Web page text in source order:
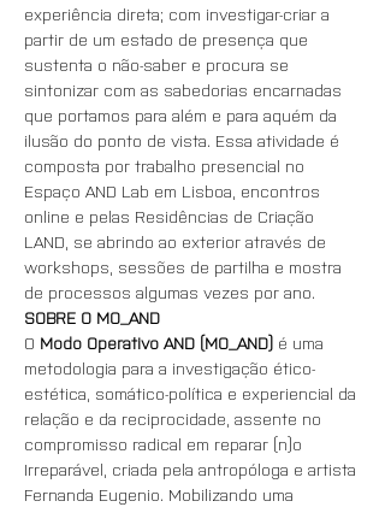
experiência direta; com investigar-criar a
partir de um estado de presença que
sustenta o não-saber e procura se
sintonizar com as sabedorias encarnadas
que portamos para além e para aquém da
ilusão do ponto de vista. Essa atividade é
composta por trabalho presencial no
Espaço AND Lab em Lisboa, encontros
online e pelas Residências de Criação
LAND, se abrindo ao exterior através de
workshops, sessões de partilha e mostra
de processos algumas vezes por ano.
SOBRE O MO_AND
O Modo Operativo AND (MO_AND) é uma
metodologia para a investigação ético-
estética, somático-política e experiencial da
relação e da reciprocidade, assente no
compromisso radical em reparar (n)o
Irreparável, criada pela antropóloga e artista
Fernanda Eugenio. Mobilizando uma